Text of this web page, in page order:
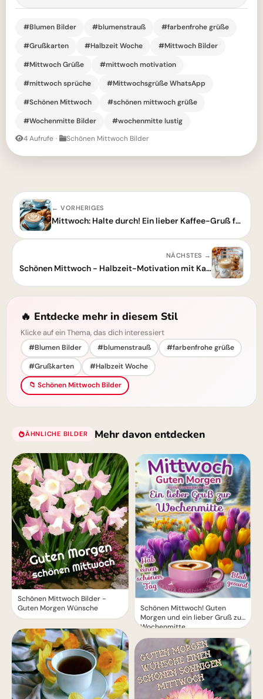
#Blumen Bilder #blumenstrauß
#farbenfrohe grüße
#Grußkarten
#Halbzeit Woche
#Mittwoch Bilder
#Mittwoch Grüße
#mittwoch motivation
#mittwoch sprüche
#Mittwochsgrüße WhatsApp
#Schönen Mittwoch
#schönen mittwoch grüße
#Wochenmitte Bilder
#wochenmitte lustig
4 Aufrufe · Schönen Mittwoch Bilder
← VORHERIGES
Mittwoch: Halte durch! Ein lieber Kaffee-Gruß für deine Wochenmitte
NÄCHSTES →
Schönen Mittwoch - Halbzeit-Motivation mit Kaffee und Liebe
🔥 Entdecke mehr in diesem Stil
Klicke auf ein Thema, das dich interessiert
#Blumen Bilder #blumenstrauß
#farbenfrohe grüße
#Grußkarten
#Halbzeit Woche
📁 Schönen Mittwoch Bilder
ÄHNLICHE BILDER Mehr davon entdecken
Schönen Mittwoch Bilder -
Guten Morgen Wünsche
Schönen Mittwoch! Guten
Morgen und ein lieber Gruß zur
Wochenmitte